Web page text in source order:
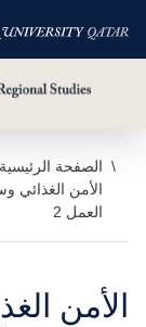
تخطي
المحتوى
الرئيسي
الصفحة الرئيسية
الأمن الغذائي
العمل 2
الأمن